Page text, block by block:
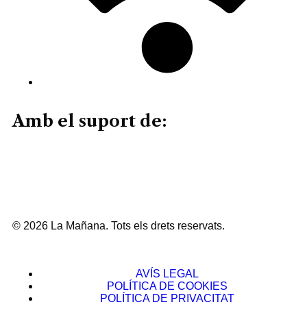
Amb el suport de:
© 2026 La Mañana. Tots els drets reservats.
AVÍS LEGAL
POLÍTICA DE COOKIES
POLÍTICA DE PRIVACITAT